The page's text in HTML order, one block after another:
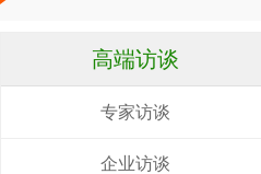
高端访谈
专家访谈
企业访谈